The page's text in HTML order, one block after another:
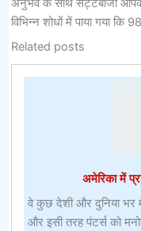
अनुभव के साथ सट्टेबाजी आपके
विभिन्न शोधों में पाया गया
Related posts
अमेरिका में
वे कुछ देशी और दुनिया
और इसी तरह पंटर्स को